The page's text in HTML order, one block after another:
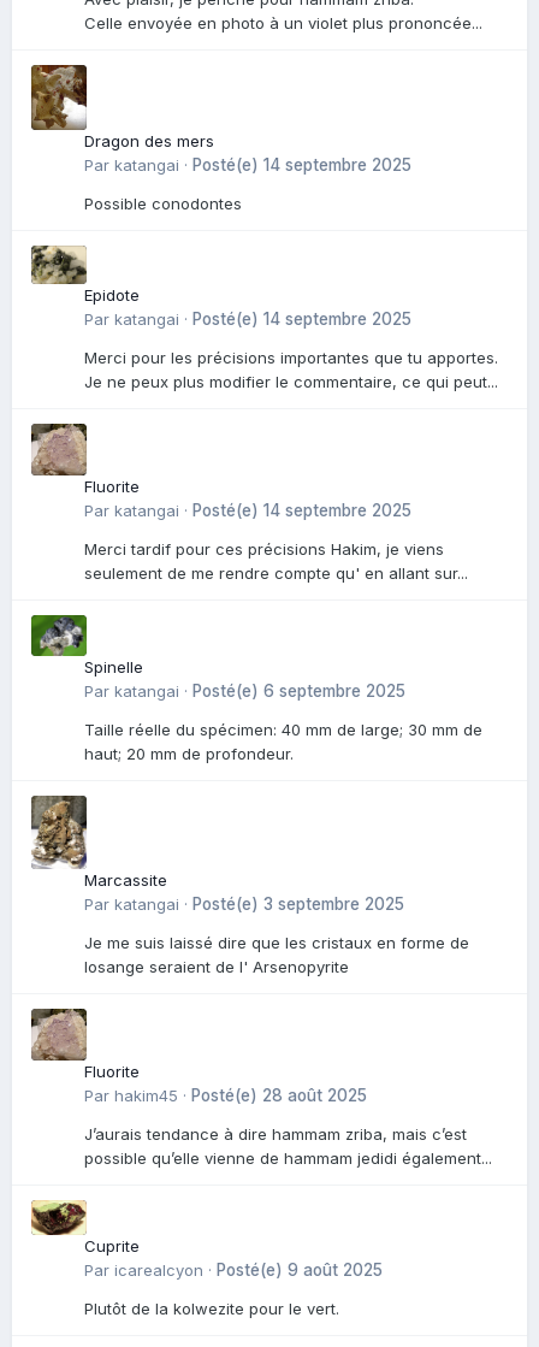
Celle envoyée en photo à un violet plus prononcée...
Dragon des mers
Par katangai · Posté(e) 14 septembre 2025
Possible conodontes
Epidote
Par katangai · Posté(e) 14 septembre 2025
Merci pour les précisions importantes que tu apportes.
Je ne peux plus modifier le commentaire, ce qui peut...
Fluorite
Par katangai · Posté(e) 14 septembre 2025
Merci tardif pour ces précisions Hakim, je viens
seulement de me rendre compte qu' en allant sur...
Spinelle
Par katangai · Posté(e) 6 septembre 2025
Taille réelle du spécimen: 40 mm de large; 30 mm de
haut; 20 mm de profondeur.
Marcassite
Par katangai · Posté(e) 3 septembre 2025
Je me suis laissé dire que les cristaux en forme de
losange seraient de l' Arsenopyrite
Fluorite
Par hakim45 · Posté(e) 28 août 2025
J’aurais tendance à dire hammam zriba, mais c’est
possible qu’elle vienne de hammam jedidi également...
Cuprite
Par icarealcyon · Posté(e) 9 août 2025
Plutôt de la kolwezite pour le vert.